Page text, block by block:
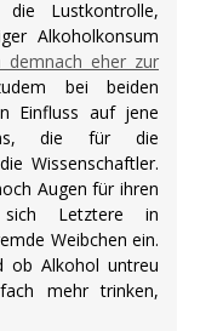
Lustkontrolle,
Alkoholkonsum
demnach eher zur
bei beiden
Einfluss auf jene
die für die
Wissenschaftler.
Augen für ihren
sich Letztere in
Weibchen ein.
ob Alkohol untreu
mehr trinken,